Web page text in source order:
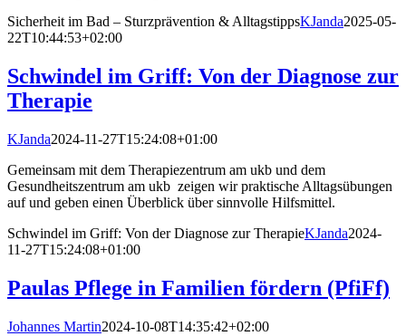
Sicherheit im Bad – Sturzprävention & AlltagstippsKJanda2025-05-
22T10:44:53+02:00
Schwindel im Griff: Von der Diagnose zur
Therapie
KJanda2024-11-27T15:24:08+01:00
Gemeinsam mit dem Therapiezentrum am ukb und dem
Gesundheitszentrum am ukb zeigen wir praktische Alltagsübungen
auf und geben einen Überblick über sinnvolle Hilfsmittel.
Schwindel im Griff: Von der Diagnose zur TherapieKJanda2024-
11-27T15:24:08+01:00
Paulas Pflege in Familien fördern (PfiFf)
Johannes Martin2024-10-08T14:35:42+02:00